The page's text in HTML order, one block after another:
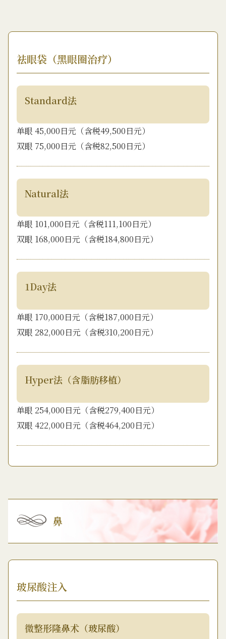
祛眼袋（黑眼圈治疗）
Standard法
单眼 45,000日元（含税49,500日元）
双眼 75,000日元（含税82,500日元）
Natural法
单眼 101,000日元（含税111,100日元）
双眼 168,000日元（含税184,800日元）
1Day法
单眼 170,000日元（含税187,000日元）
双眼 282,000日元（含税310,200日元）
Hyper法（含脂肪移植）
单眼 254,000日元（含税279,400日元）
双眼 422,000日元（含税464,200日元）
鼻
玻尿酸注入
微整形隆鼻术（玻尿酸）